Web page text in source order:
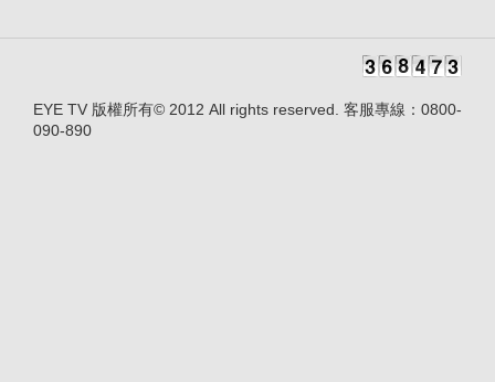
EYE TV 版權所有© 2012 All rights reserved. 客服專線：0800-
090-890